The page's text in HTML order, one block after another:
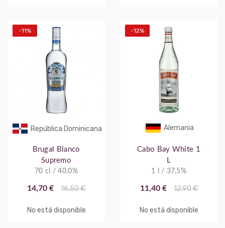
República Dominicana
-11%
Brugal Blanco
Supremo
70 cl / 40.0%
14,70 € 16,50 €
No está disponible
Alemania
-12%
Cabo Bay White 1
L
1 l / 37.5%
11,40 € 12,90 €
No está disponible